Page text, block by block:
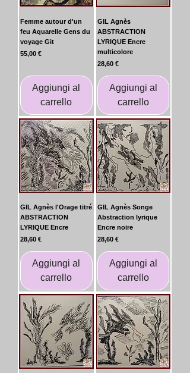
Femme autour d'un
feu Aquarelle Gens du
voyage Git
Prezzo
55,00 €
Aggiungi al
carrello
GIL Agnès
ABSTRACTION
LYRIQUE Encre
multicolore
Prezzo
28,60 €
Aggiungi al
carrello
GIL Agnès l'Orage titré
ABSTRACTION
LYRIQUE Encre
Prezzo
28,60 €
Aggiungi al
carrello
GIL Agnès Songe
Abstraction lyrique
Encre noire
Prezzo
28,60 €
Aggiungi al
carrello